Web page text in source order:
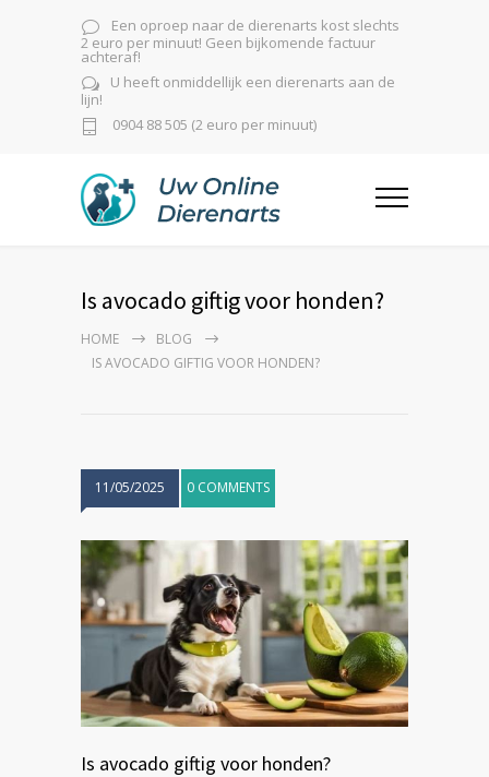
Een oproep naar de dierenarts kost slechts
2 euro per minuut! Geen bijkomende factuur
achteraf!
U heeft onmiddellijk een dierenarts aan de
lijn!
0904 88 505 (2 euro per minuut)
Is avocado giftig voor honden?
HOME
BLOG
IS AVOCADO GIFTIG VOOR HONDEN?
11/05/2025 0 COMMENTS
Is avocado giftig voor honden?